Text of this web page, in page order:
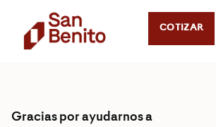
COTIZAR
Gracias por ayudarnos a